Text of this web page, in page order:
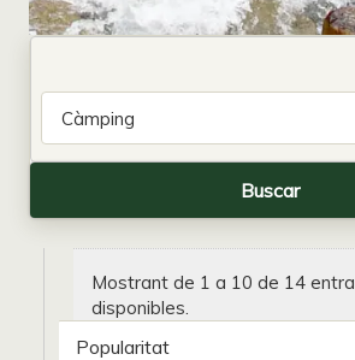
Mostrant de 1 a 10 de 14
disponibles.